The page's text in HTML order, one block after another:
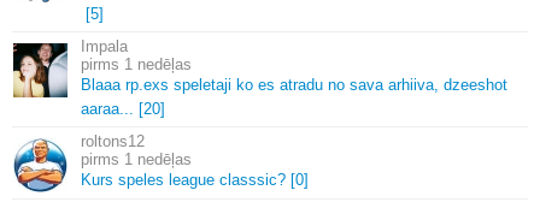
[5]
Impala
1 nedēļas
Blaaa rp. exs speletaji ko es atradu no sava arhiiva, dzeeshot
aaraa.
[20]
roltons12
1 nedēļas
Kurs speles league classsic? [0]